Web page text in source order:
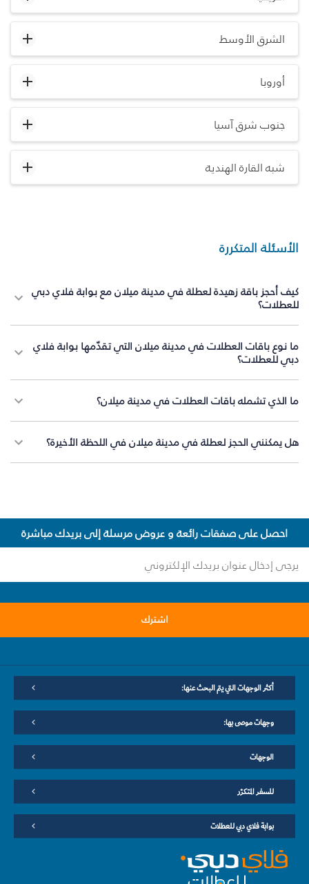
الشرق الأوسط
أوروبا
جنوب شرق آسيا
شبه القارة الهندية
الأسئلة المتكررة
كيف أحجز باقة زهيدة لعطلة في مدينة ميلان مع بوابة فلاي دبي
للعطلات؟
ما نوع باقات العطلات في مدينة ميلان التي تقدّمها بوابة فلاي
دبي للعطلات؟
ما الذي تشمله باقات العطلات في مدينة ميلان؟
هل يمكنني الحجز لعطلة في مدينة ميلان في اللحظة الأخيرة؟
احصل على صفقات رائعة و عروض مرسلة إلى بريدك مباشرة
اشترك
أكثر الوجهات التي يتم البحث عنها:
وجهات موصى بها:
الوجهات
للسفر المتكرّر
بوابة فلاي دبي للعطلات